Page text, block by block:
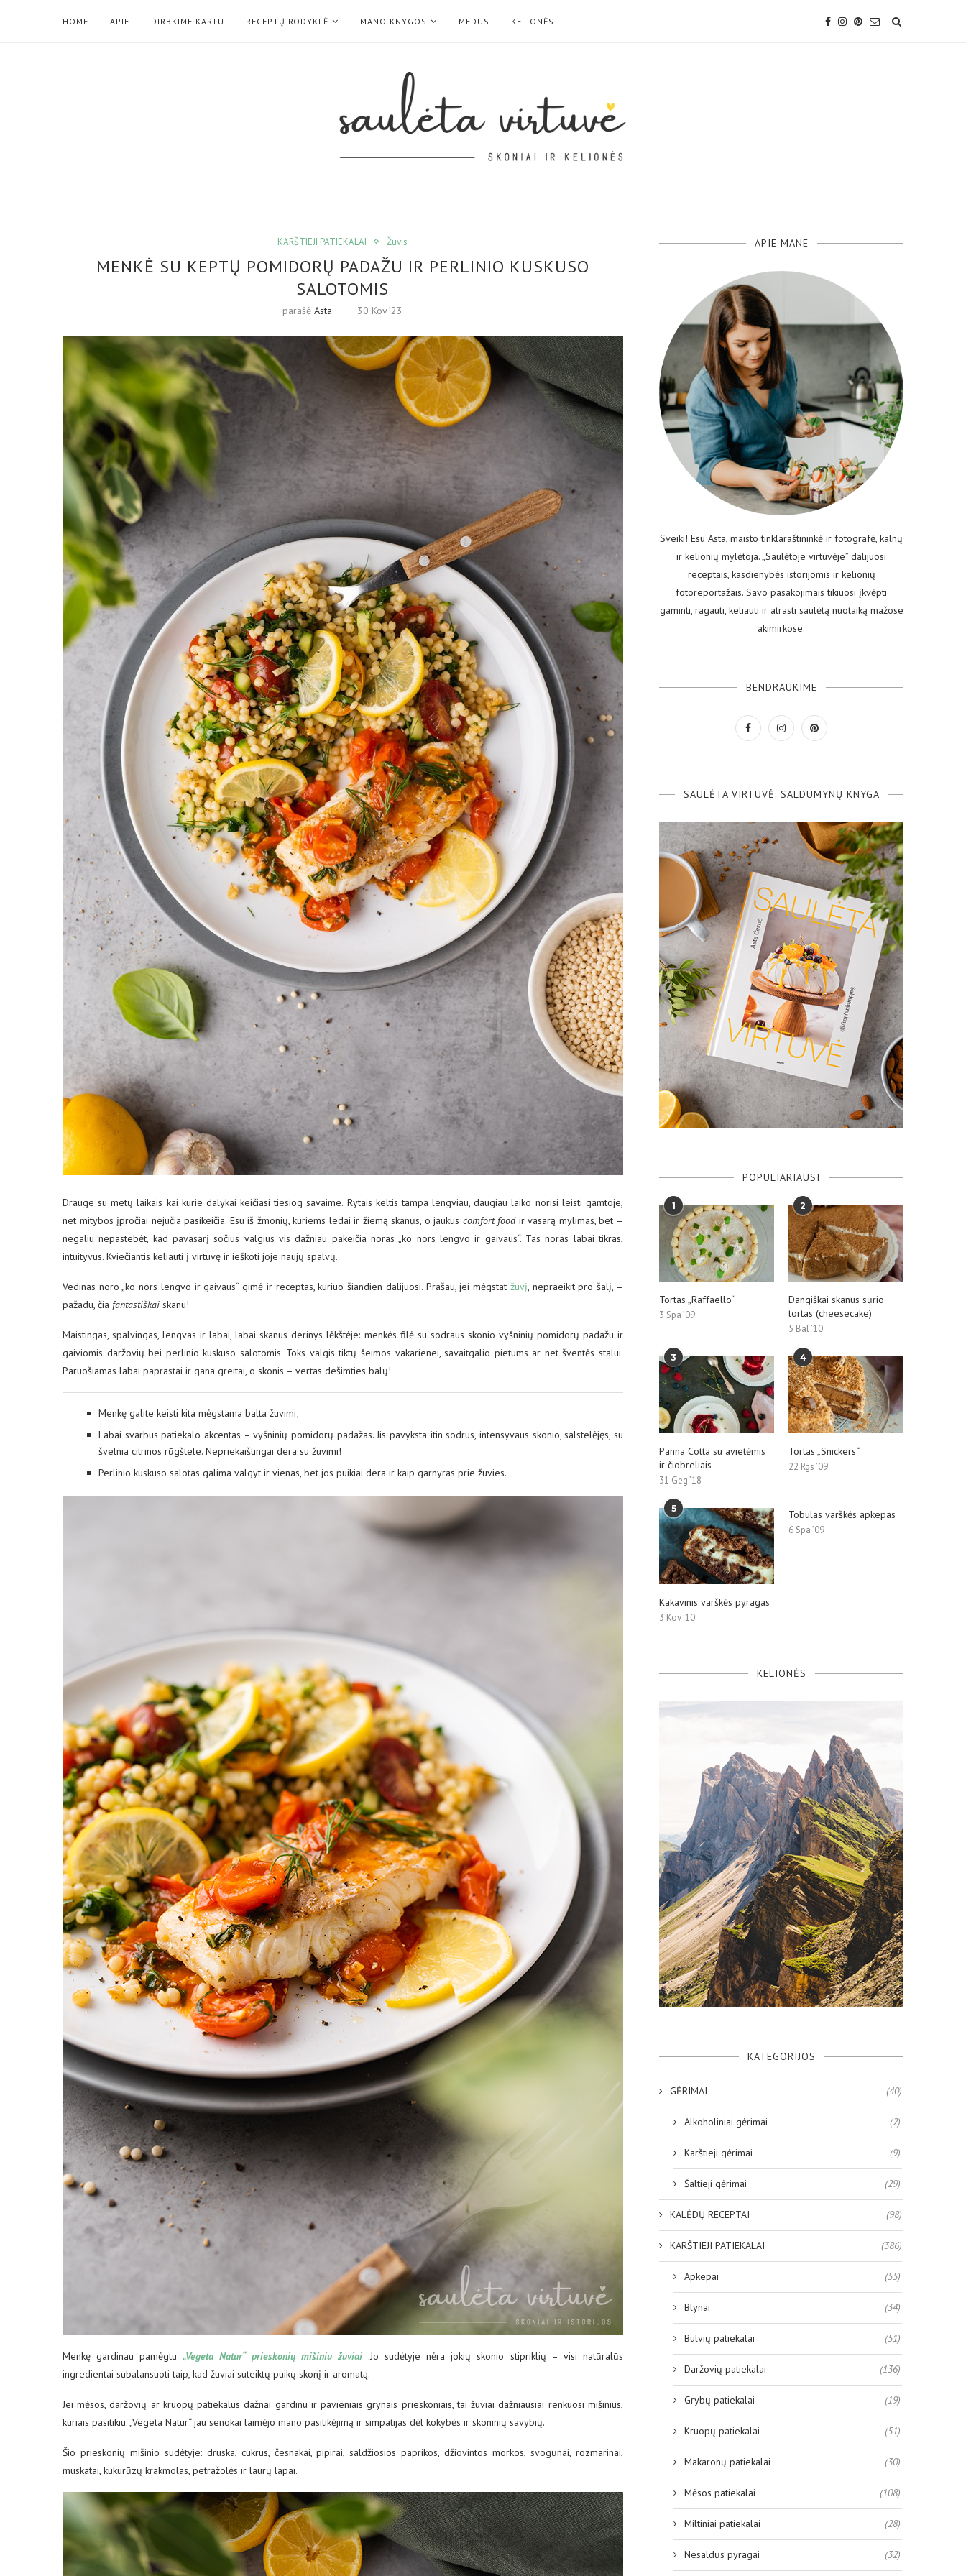
HOME APIE DIRBKIME KARTU RECEPTŲ RODYKLĖ MANO KNYGOS MEDUS KELIONĖS
KARŠTIEJI PATIEKALAI Žuvis
MENKĖ SU KEPTŲ POMIDORŲ PADAŽU IR PERLINIO KUSKUSO
SALOTOMIS
parašėAsta 30 Kov ’23
Drauge su metų laikais kai kurie dalykai keičiasi tiesiog savaime. Rytais keltis tampa lengviau, daugiau laiko norisi leisti gamtoje,
net mitybos įpročiai nejučia pasikeičia. Esu iš žmonių, kuriems ledai ir žiemą skanūs, o jaukus comfort foodir vasarą mylimas, bet –
negaliu nepastebėt, kad pavasarį sočius valgius vis dažniau pakeičia noras „ko nors lengvo ir gaivaus“. Tas noras labai tikras,
intuityvus. Kviečiantis keliauti į virtuvę ir ieškoti joje naujų spalvų.
Vedinas noro „ko nors lengvo ir gaivaus“ gimė ir receptas, kuriuo šiandien dalijuosi. Prašau, jei mėgstat žuvį, nepraeikit pro šalį, –
pažadu, čia fantastiškai skanu!
Maistingas, spalvingas, lengvas ir labai, labai skanus derinys lėkštėje: menkės filė su sodraus skonio vyšninių pomidorų padažu ir
gaiviomis daržovių bei perlinio kuskuso salotomis. Toks valgis tiktų šeimos vakarienei, savaitgalio pietums ar net šventės stalui.
Paruošiamas labai paprastai ir gana greitai, o skonis – vertas dešimties balų!
Menkę galite keisti kita mėgstama balta žuvimi;
Labai svarbus patiekalo akcentas – vyšninių pomidorų padažas. Jis pavyksta itin sodrus, intensyvaus skonio, salstelėjęs, su
švelnia citrinos rūgštele. Nepriekaištingai dera su žuvimi!
Perlinio kuskuso salotas galima valgyt ir vienas, bet jos puikiai dera ir kaip garnyras prie žuvies.
Menkę gardinau pamėgtu„Vegeta Natur“ prieskonių mišiniu žuviai.Jo sudėtyje nėra jokių skonio stipriklių – visi natūralūs
ingredientai subalansuoti taip, kad žuviai suteiktų puikų skonį ir aromatą.
Jei mėsos, daržovių ar kruopų patiekalus dažnai gardinu ir pavieniais grynais prieskoniais, tai žuviai dažniausiai renkuosi mišinius,
kuriais pasitikiu. „Vegeta Natur“ jau senokai laimėjo mano pasitikėjimą ir simpatijas dėl kokybės ir skoninių savybių.
Šio prieskonių mišinio sudėtyje: druska, cukrus, česnakai, pipirai, saldžiosios paprikos, džiovintos morkos, svogūnai, rozmarinai,
muskatai, kukurūzų krakmolas, petražolės ir laurų lapai.
APIE MANE
Sveiki! Esu Asta, maisto tinklaraštininkė ir fotografė, kalnų
ir kelionių mylėtoja. „Saulėtoje virtuvėje” dalijuosi
receptais, kasdienybės istorijomis ir kelionių
fotoreportažais. Savo pasakojimais tikiuosi įkvėpti
gaminti, ragauti, keliauti ir atrasti saulėtą nuotaiką mažose
akimirkose.
BENDRAUKIME
SAULĖTA VIRTUVĖ: SALDUMYNŲ KNYGA
POPULIARIAUSI
1
Tortas „Raffaello“
3 Spa ’09
2
Dangiškai skanus sūrio
tortas (cheesecake)
5 Bal ’10
3
Panna Cotta su avietėmis
ir čiobreliais
31 Geg ’18
4
Tortas „Snickers“
22 Rgs ’09
5
Kakavinis varškės pyragas
3 Kov ’10
Tobulas varškės apkepas
6 Spa ’09
KELIONĖS
KATEGORIJOS
GĖRIMAI (40)
Alkoholiniai gėrimai (2)
Karštieji gėrimai (9)
Šaltieji gėrimai (29)
KALĖDŲ RECEPTAI (98)
KARŠTIEJI PATIEKALAI (386)
Apkepai (55)
Blynai (34)
Bulvių patiekalai (51)
Daržovių patiekalai (136)
Grybų patiekalai (19)
Kruopų patiekalai (51)
Makaronų patiekalai (30)
Mėsos patiekalai (108)
Miltiniai patiekalai (28)
Nesaldūs pyragai (32)